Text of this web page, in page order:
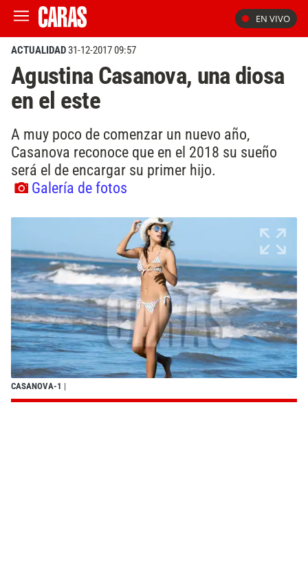
EN VIVO
ACTUALIDAD31-12-2017 09:57
Agustina Casanova, una diosa
en el este
A muy poco de comenzar un nuevo año,
Casanova reconoce que en el 2018 su sueño
será el de encargar su primer hijo.
Galería de fotos
CASANOVA-1 |